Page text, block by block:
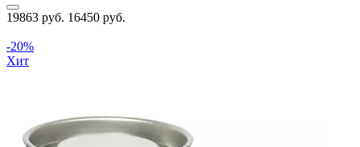
19863 руб. 16450 руб.
-20%
Хит